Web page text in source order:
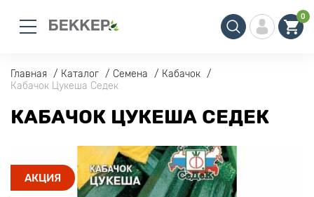
0
Главная Каталог Семена
Кабачок
Кабачок Цукеша Седек
КАБАЧОК ЦУКЕША СЕДЕК
АКЦИЯ